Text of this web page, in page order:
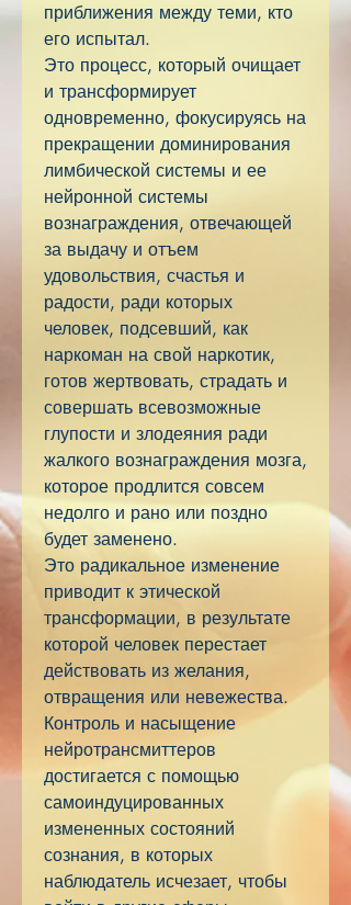
приближения между теми, кто
его испытал.
Это процесс, который очищает
и трансформирует
одновременно, фокусируясь на
прекращении доминирования
лимбической системы и ее
нейронной системы
вознаграждения, отвечающей
за выдачу и отъем
удовольствия, счастья и
радости, ради которых
человек, подсевший, как
наркоман на свой наркотик,
готов жертвовать, страдать и
совершать всевозможные
глупости и злодеяния ради
жалкого вознаграждения мозга,
которое продлится совсем
недолго и рано или поздно
будет заменено.
Это радикальное изменение
приводит к этической
трансформации, в результате
которой человек перестает
действовать из желания,
отвращения или невежества.
Контроль и насыщение
нейротрансмиттеров
достигается с помощью
самоиндуцированных
измененных состояний
сознания, в которых
наблюдатель исчезает, чтобы